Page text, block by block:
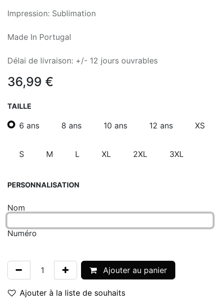
Impression: Sublimation
Made In Portugal
Délai de livraison: +/- 12 jours ouvrables
36,99 €
TAILLE
6 ans 8 ans 10 ans 12 ans XS
S M L XL 2XL 3XL
PERSONNALISATION
Nom
Numéro
Ajouter au panier
Ajouter à la liste de souhaits